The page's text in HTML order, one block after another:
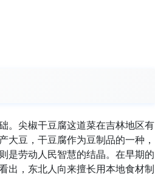
。尖椒干豆腐这道菜在吉林地区有
豆，干豆腐作为豆制品的一种，
是劳动人民智慧的结晶。在早期的
出，东北人向来擅长用本地食材制